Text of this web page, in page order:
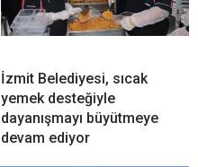
İzmit Belediyesi, sıcak
yemek desteğiyle
dayanışmayı büyütmeye
devam ediyor